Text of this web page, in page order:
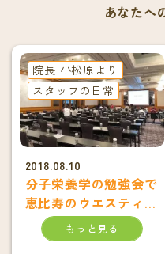
あなたへ
院長 小松原より
スタッフの日常
2018.08.10
分子栄養学の勉強会で
恵比寿のウエスティン
に〜
もっと見る